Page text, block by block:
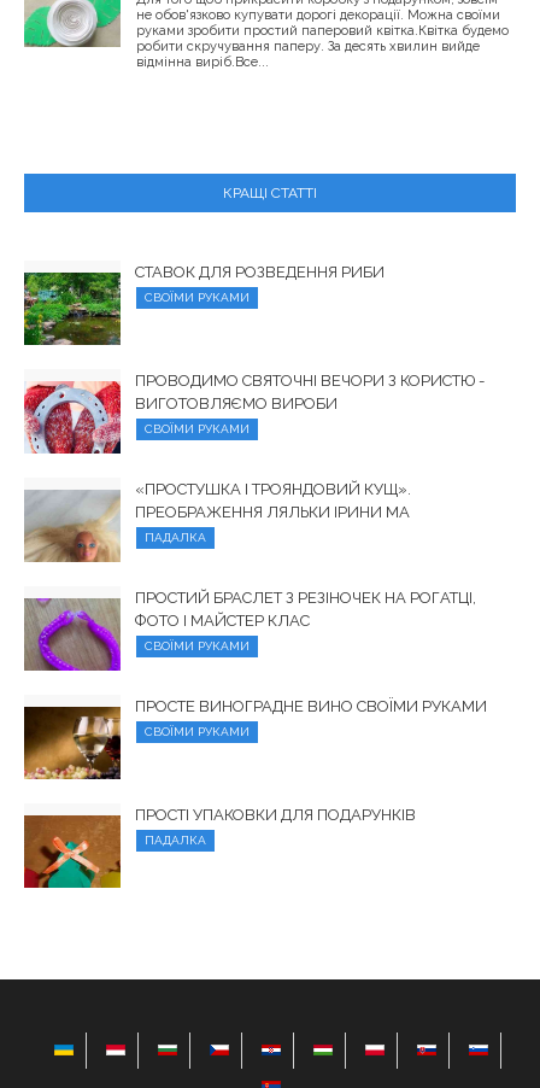
не обов'язково купувати дорогі декорації. Можна своїми
руками зробити простий паперовий квітка.Квітка будемо
робити скручування паперу. За десять хвилин вийде
відмінна виріб.Все...
КРАЩІ СТАТТІ
СТАВОК ДЛЯ РОЗВЕДЕННЯ РИБИ
СВОЇМИ РУКАМИ
ПРОВОДИМО СВЯТОЧНІ ВЕЧОРИ З КОРИСТЮ -
ВИГОТОВЛЯЄМО ВИРОБИ
СВОЇМИ РУКАМИ
«ПРОСТУШКА І ТРОЯНДОВИЙ КУЩ».
ПРЕОБРАЖЕННЯ ЛЯЛЬКИ ІРИНИ МА
ПАДАЛКА
ПРОСТИЙ БРАСЛЕТ З РЕЗІНОЧЕК НА РОГАТЦІ,
ФОТО І МАЙСТЕР КЛАС
СВОЇМИ РУКАМИ
ПРОСТЕ ВИНОГРАДНЕ ВИНО СВОЇМИ РУКАМИ
СВОЇМИ РУКАМИ
ПРОСТІ УПАКОВКИ ДЛЯ ПОДАРУНКІВ
ПАДАЛКА